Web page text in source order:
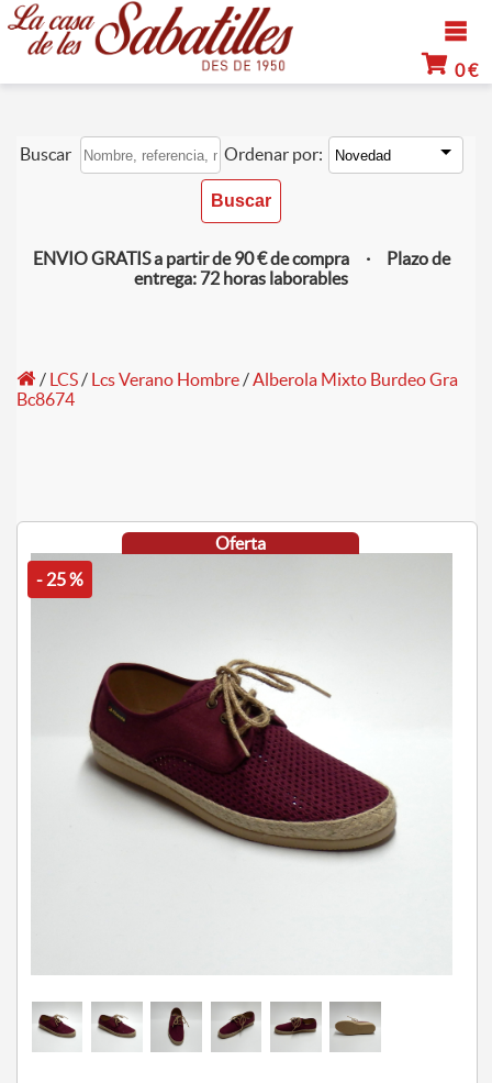
0 €
Buscar Ordenar por:
ENVIO GRATIS a partir de 90 € de compra · Plazo de
entrega: 72 horas laborables
/ LCS/ Lcs Verano Hombre/Alberola Mixto Burdeo Gra
Bc8674
Oferta
- 25 %